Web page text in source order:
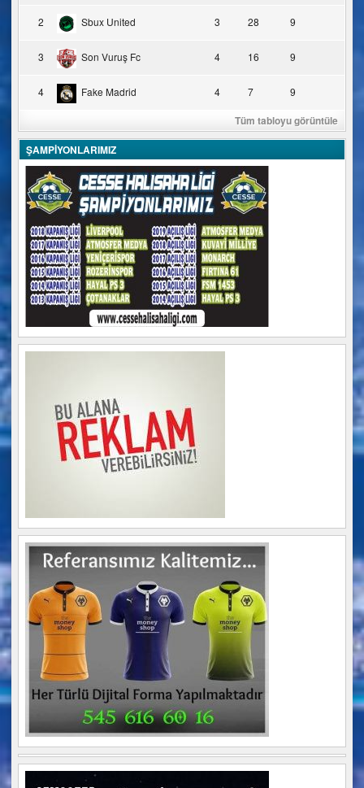
2 Sbux United 3 28 9
3 Son Vuruş Fc 4 16 9
4 Fake Madrid 4 7 9
Tüm tabloyu görüntüle
ŞAMPİYONLARIMIZ